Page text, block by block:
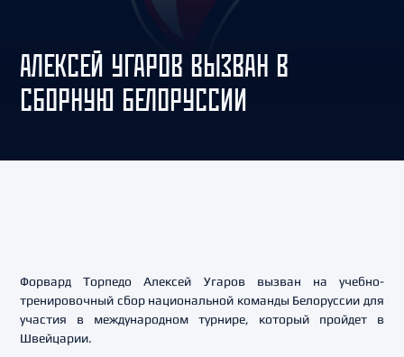
АЛЕКСЕЙ УГАРОВ ВЫЗВАН В
СБОРНУЮ БЕЛОРУССИИ
Форвард Торпедо Алексей Угаров вызван на учебно-
тренировочный сбор национальной команды Белоруссии для
участия в международном турнире, который пройдет в
Швейцарии.